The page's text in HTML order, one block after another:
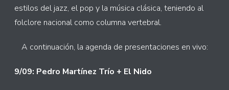
estilos del jazz, el pop y la música clásica, teniendo al
folclore nacional como columna vertebral.
A continuación, la agenda de presentaciones en vivo:
9/09: Pedro Martínez Trío + El Nido